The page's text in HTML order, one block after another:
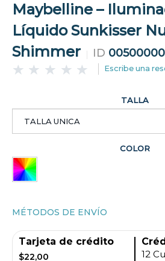
Maybelline –
Líquido Sunkisser
Shimmer
ID
Escribe una
TALLA
COLOR
MÉTODOS DE ENVÍO
Tarjeta de crédito
$22,00
12